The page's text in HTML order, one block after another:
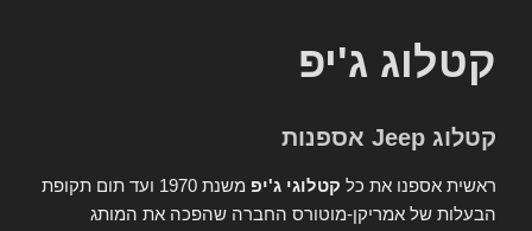
קטלוג ג'יפ
קטלוג Jeep אספנות
ראשית אספנו את כל קטלוגי ג'יפ
משנת 1970 ועד תום תקופת
הבעלות של אמריקן-מוטורס החברה שהפכה את המותג